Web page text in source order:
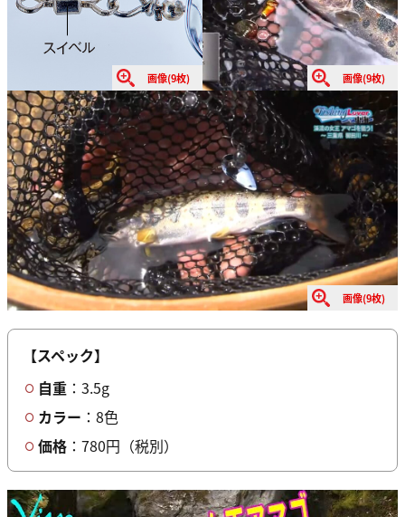
画像(9枚) 画像(9枚)
画像(9枚)
【スペック】
自重 ：3.5g
カラー ：8色
価格 ：780円（税別）